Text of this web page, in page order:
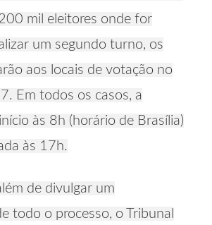
mil eleitores onde for
um segundo turno, os
aos locais de votação no
Em todos os casos, a
às 8h (horário de Brasília)
às 17h.
de divulgar um
todo o processo, o Tribunal